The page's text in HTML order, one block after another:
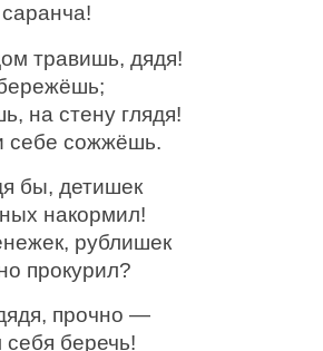
травишь, дядя!
на стену глядя!
себе сожжёшь.
бы, детишек
накормил!
рублишек
прокурил?
прочно —
беречь!